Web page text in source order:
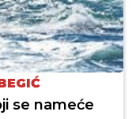
se nameće